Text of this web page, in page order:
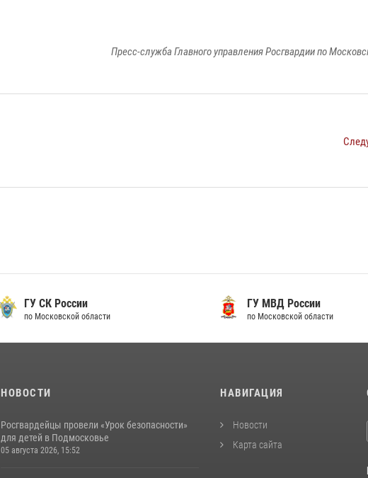
Пресс-служба Главного управления Росгвардии по
ГУ СК России
по Московской области
ГУ МВД России
по Московской области
НОВОСТИ
Росгвардейцы провели «Урок безопасности»
для детей в Подмосковье
05 августа 2026, 15:52
НАВИГАЦИЯ
Новости
Карта сайта